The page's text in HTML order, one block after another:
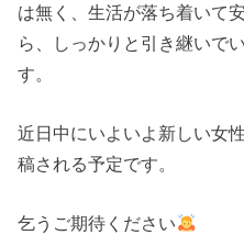
は無く、生活が落ち着いて
ら、しっかりと引き継いで
す。
近日中にいよいよ新しい女
稿される予定です。
乞うご期待ください